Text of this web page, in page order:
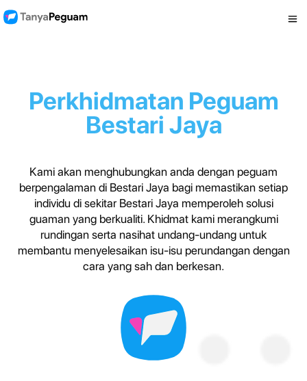
Perkhidmatan Peguam
Bestari Jaya
Kami akan menghubungkan anda dengan peguam
berpengalaman di Bestari Jaya bagi memastikan setiap
individu di sekitar Bestari Jaya memperoleh solusi
guaman yang berkualiti. Khidmat kami merangkumi
rundingan serta nasihat undang-undang untuk
membantu menyelesaikan isu-isu perundangan dengan
cara yang sah dan berkesan.